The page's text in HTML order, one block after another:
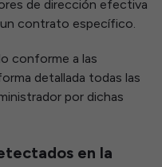
de dirección efectiva
contrato específico.
conforme a las
detallada todas las
por dichas
en la